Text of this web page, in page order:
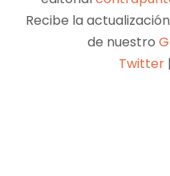
Recibe la
de nuestro
Twitter |